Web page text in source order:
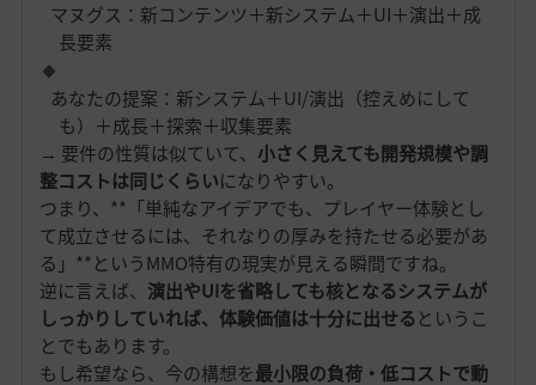
マヌグス：新コンテンツ＋新システム＋UI＋演出＋成
長要素
あなたの提案：新システム＋UI/演出（控えめにして
も）＋成長＋探索＋収集要素
→ 要件の性質は似ていて、 小さく見えても開発規模や調
整コストは同じくらいになりやすい。
つまり、**「単純なアイデアでも、プレイヤー体験とし
て成立させるには、それなりの厚みを持たせる必要があ
る」**というMMO特有の現実が見える瞬間ですね。
逆に言えば、 演出やUIを省略しても核となるシステムが
しっかりしていれば、体験価値は十分に出せる というこ
とでもあります。
もし希望なら、今の構想を最小限の負荷・低コストで動